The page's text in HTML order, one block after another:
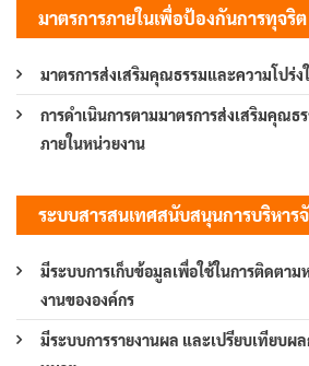
มาตรการภายในเพื่อป้องกันการทุจริต
มาตรการส่งเสริมคุณธรรมและความโปร่ง
การดำเนินการตามมาตรการส่งเสริมคุณธ
ภายในหน่วยงาน
ระบบสารสนเทศสนับสนุนการบริหาร
มีระบบการเก็บข้อมูลเพื่อใช้ในการติดตาม
งานขององค์กร
มีระบบการรายงานผล และเปรียบเทียบผล